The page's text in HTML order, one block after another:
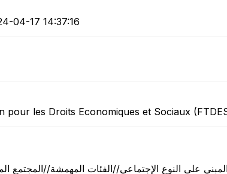
04-17 14:37:16
pour les Droits Economiques et Sociaux